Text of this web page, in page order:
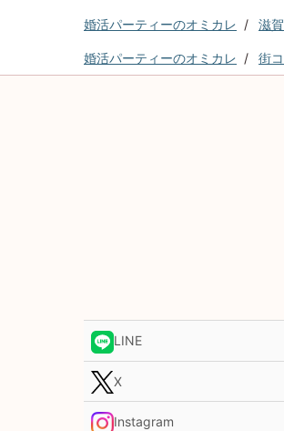
婚活パーティーのオミカレ 滋
婚活パーティーのオミカレ 街
LINE
X
Instagram